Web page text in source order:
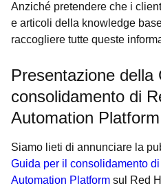
Anziché pretendere che i
e articoli della knowledge
raccogliere tutte queste
Presentazione della
consolidamento di
Automation Platform
Siamo lieti di annunciare la
Guida per il consolidamento
Automation Platform sul Red